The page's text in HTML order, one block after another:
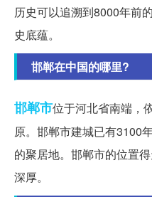
历史可以追溯到8000年前
史底蕴。
邯郸在中国的哪里?
邯郸市位于河北省南端，
原。邯郸市建城已有3100
的聚居地。邯郸市的位置
深厚。